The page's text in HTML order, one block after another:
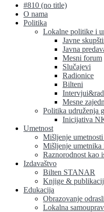
#810 (no title)
O nama
Politika
Lokalne politike i
Javne
Javna
Mesni forum
Slučajevi
Radionice
Bilteni
Mesne
Politika udruženja
Inicijativa
Umetnost
Mišljenje
Mišljenje umetnika
Raznorodnost kao
Izdavaštvo
Bilten STANAR
Knjige &
Edukacija
Obrazovanje
Lokalna